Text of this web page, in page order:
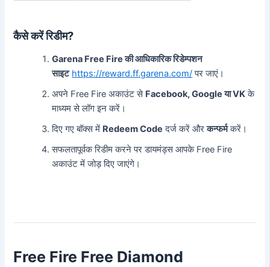
कैसे करें रिडीम?
Garena Free Fire की आधिकारिक रिडेम्पशन
साइट https://reward.ff.garena.com/पर जाएं।
अपने Free Fire अकाउंट से Facebook, Google या VKके
माध्यम से लॉग इन करें।
दिए गए बॉक्स में Redeem Code दर्ज करें औरकन्फर्मकरें।
सफलतापूर्वक रिडीम करने पर डायमंड्स आपके Free Fire
अकाउंट में जोड़ दिए जाएंगे।
Free Fire Free Diamond